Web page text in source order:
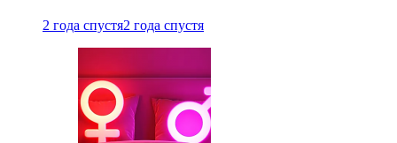
2 года спустя2 года спустя